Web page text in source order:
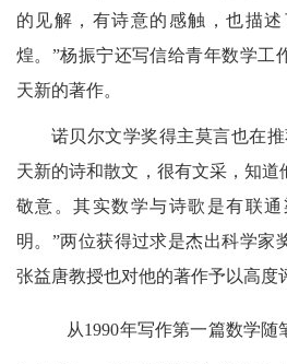
的见解，有诗意的感触，也描
煌。”杨振宁还写信给青年数学工
天新的著作。
诺贝尔文学奖得主莫言也在
天新的诗和散文，很有文采，知道
敬意。其实数学与诗歌是有联
明。”两位获得过求是杰出科学家
张益唐教授也对他的著作予以高度
从1990年写作第一篇数学随